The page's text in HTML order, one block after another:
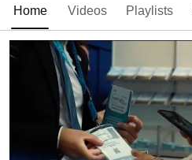
Home Videos Playlists